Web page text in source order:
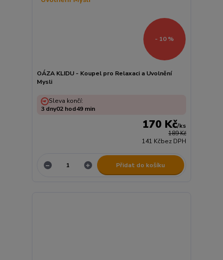
- 10 %
OÁZA KLIDU - Koupel pro Relaxaci a Uvolnění
Mysli
189 Kč
170 Kč/ks
141 Kčbez DPH
Sleva končí:
3 dny02 hod49 min
Přidat do košíku